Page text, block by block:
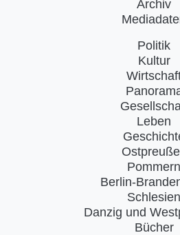
Archiv
Politik
Kultur
Leben
Pommern
Berlin-
Schlesien
Danzig und
Bücher